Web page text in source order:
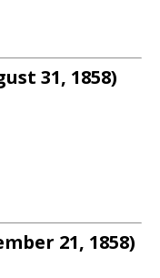
31, 1858)
21, 1858)